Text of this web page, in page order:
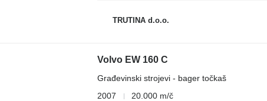
TRUTINA d.o.o.
Volvo EW 160 C
Građevinski strojevi - bager točkaš
2007
20.000 m/č